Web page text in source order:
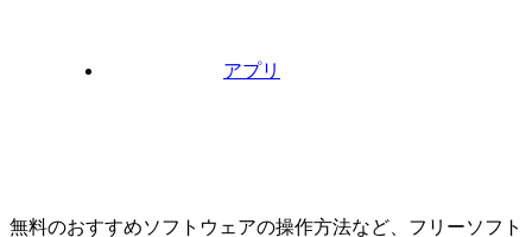
アプリ
無料のおすすめソフトウェアの操作方法など、フリーソフト